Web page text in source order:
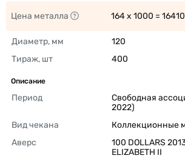
Цена металла 164 x 1000 =
Диаметр, мм
120
Тираж, шт
400
Описание
Период
Свободная
2022)
Вид чекана
Коллекционные
Аверс
100 DOLLARS
ELIZABETH II